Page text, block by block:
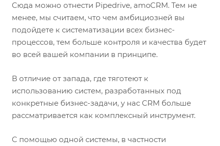
Сюда можно отнести Pipedrive, amoCRM. Тем не
менее, мы считаем, что чем амбициозней вы
подойдете к систематизации всех бизнес-
процессов, тем больше контроля и качества будет
во всей вашей компании в принципе.
В отличие от запада, где тяготеют к
использованию систем, разработанных под
конкретные бизнес-задачи, у нас CRM больше
рассматривается как комплексный инструмент.
С помощью одной системы, в частности